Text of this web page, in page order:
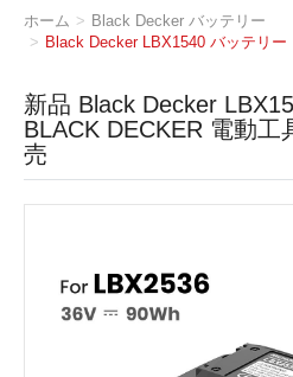
ホーム
Black Decker バッテリー
Black Decker LBX1540 バッテリー
新品 Black Decker
BLACK DECKER 電動工
売